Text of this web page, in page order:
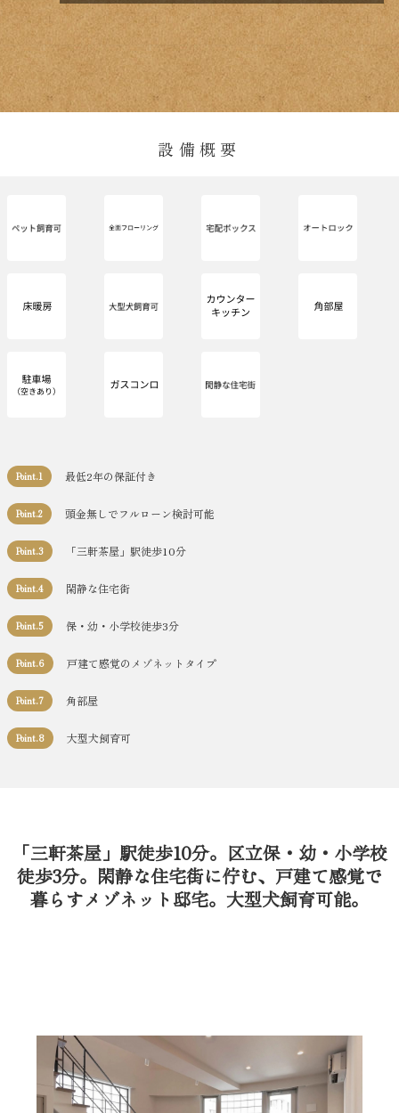
設備概要
Point.1 最低2年の保証付き
Point.2 頭金無しでフルローン検討可能
Point.3 「三軒茶屋」駅徒歩10分
Point.4 閑静な住宅街
Point.5 保・幼・小学校徒歩3分
Point.6 戸建て感覚のメゾネットタイプ
Point.7 角部屋
Point.8 大型犬飼育可
「三軒茶屋」駅徒歩10分。区立保・幼・小学校
徒歩3分。閑静な住宅街に佇む、戸建て感覚で
暮らすメゾネット邸宅。大型犬飼育可能。